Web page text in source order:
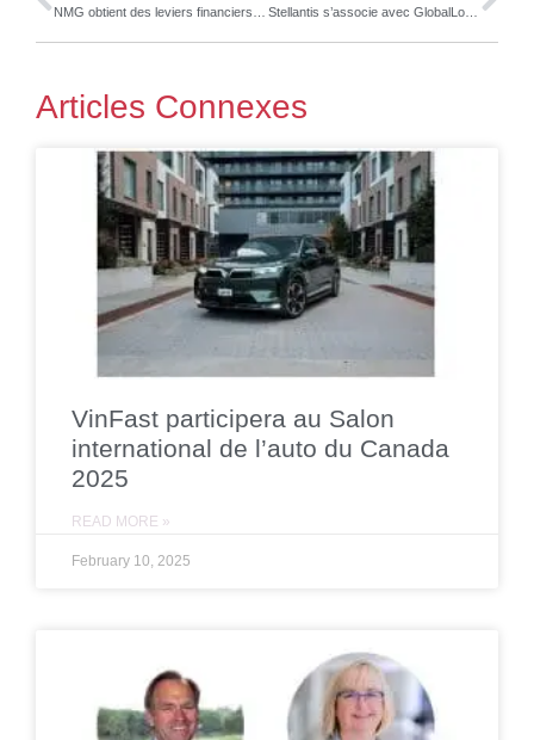
Stellantis s’associe avec GlobalLogic pour ouvrir un centre logiciel en Pologne
Articles Connexes
VinFast participera au Salon
international de l’auto du Canada
2025
READ MORE »
February 10, 2025